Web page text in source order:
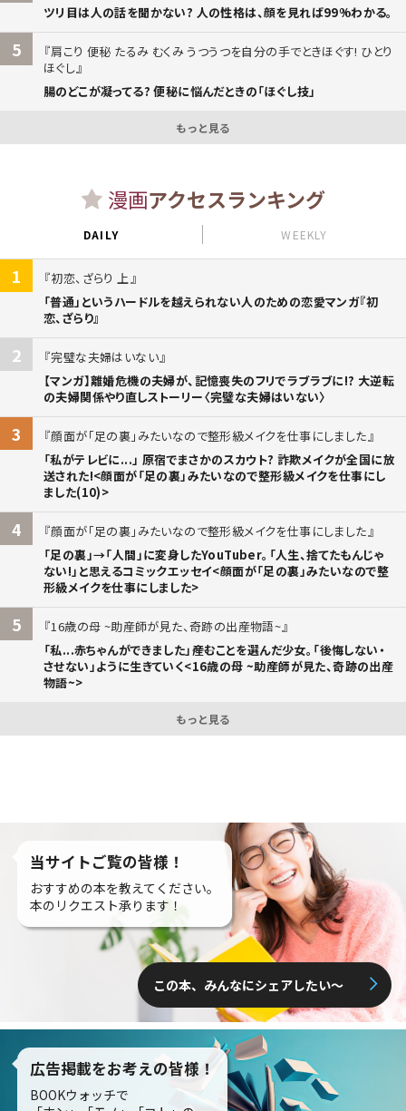
ツリ目は人の話を聞かない? 人の性格は、顔を見れば99%わかる。
5
肩こり 便秘 たるみ むくみ うつうつを自分の手でときほぐす! ひとり
ほぐし
腸のどこが凝ってる? 便秘に悩んだときの「ほぐし技」
もっと見る
漫画アクセスランキング
DAILY WEEKLY
1
初恋、ざらり 上
「普通」というハードルを越えられない人のための恋愛マンガ『初
恋、ざらり』
2
完璧な夫婦はいない
【マンガ】離婚危機の夫婦が、記憶喪失のフリでラブラブに!? 大逆転
の夫婦関係やり直しストーリー〈完璧な夫婦はいない〉
3
顔面が「足の裏」みたいなので整形級メイクを仕事にしました
「私がテレビに...」 原宿でまさかのスカウト? 詐欺メイクが全国に放
送された!<顔面が「足の裏」みたいなので整形級メイクを仕事にし
ました(10)>
4
顔面が「足の裏」みたいなので整形級メイクを仕事にしました
「足の裏」→「人間」に変身したYouTuber。「人生、捨てたもんじゃ
ない!」と思えるコミックエッセイ<顔面が「足の裏」みたいなので整
形級メイクを仕事にしました>
5
16歳の母 ~助産師が見た、奇跡の出産物語~
「私...赤ちゃんができました」――産むことを選んだ少女。「後悔しない・
させない」ように生きていく<16歳の母 ~助産師が見た、奇跡の出産
物語~>
もっと見る
当サイトご覧の皆様！
おすすめの本を教えてください。
本のリクエスト承ります！
この本、みんなにシェアしたい〜
広告掲載をお考えの皆様！
BOOKウォッチで